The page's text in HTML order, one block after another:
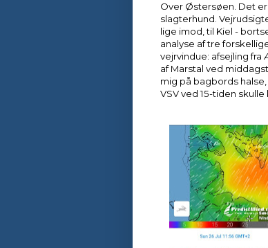
Over Østersøen. Det
slagterhund.
lige imod, til Kiel -
analyse af tre
vejrvindue: afsejling fra
af Marstal ved
mig på bagbords
VSV ved 15-tiden